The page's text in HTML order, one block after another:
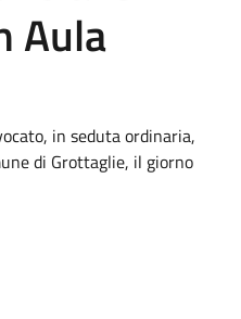
Aula
in seduta ordinaria,
di Grottaglie, il giorno